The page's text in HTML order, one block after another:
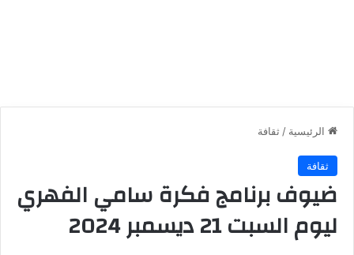
الرئيسية / ثقافة
ثقافة
ضيوف برنامج فكرة سامي الفهري
ليوم السبت 21 ديسمبر 2024